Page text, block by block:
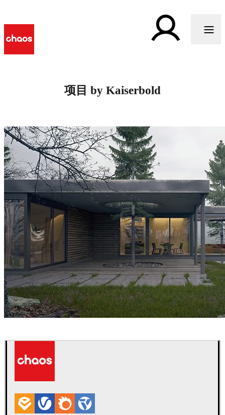
项目 by Kaiserbold